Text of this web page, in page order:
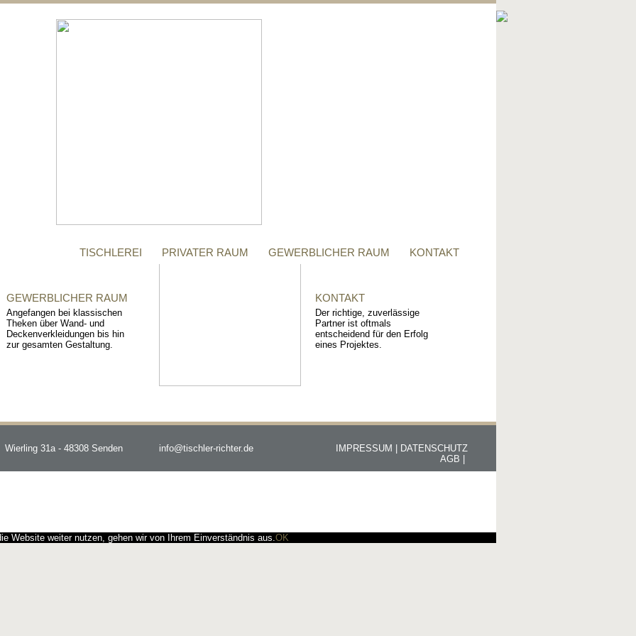
TISCHLEREI PRIVATER RAUM GEWERBLICHER RAUM KONTAKT
GEWERBLICHER RAUM
Angefangen bei klassischen
Theken über Wand- und
Deckenverkleidungen bis hin
zur gesamten Gestaltung.
KONTAKT
Der richtige, zuverlässige
Partner ist oftmals
entscheidend für den Erfolg
eines Projektes.
Wierling 31a - 48308 Senden info@tischler-richter.de DATENSCHUTZ
IMPRESSUM |
AGB |
Website weiter nutzen, gehen wir von Ihrem Einverständnis aus.OK